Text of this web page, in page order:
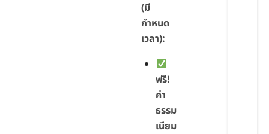
(มี
กำหนด
เวลา):
ฟรี!
ค่า
ธรรม
เนียม